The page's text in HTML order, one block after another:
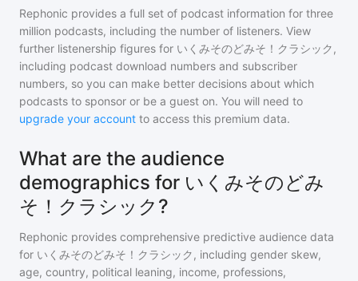
Rephonic provides a full set of podcast information for three
million podcasts, including the number of listeners. View
further listenership figures for いくみそのどみそ！クラシック,
including podcast download numbers and subscriber
numbers, so you can make better decisions about which
podcasts to sponsor or be a guest on. You will need to
upgrade your account to access this premium data.
What are the audience
demographics for いくみそのどみ
そ！クラシック?
Rephonic provides comprehensive predictive audience data
for いくみそのどみそ！クラシック, including gender skew,
age, country, political leaning, income, professions,